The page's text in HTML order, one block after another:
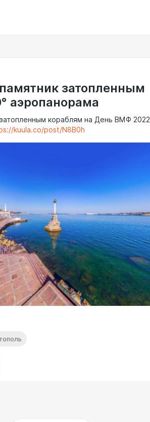
затопленным
аэропанорама
кораблям на День ВМФ 2022
kuula.co/post/N8B0h